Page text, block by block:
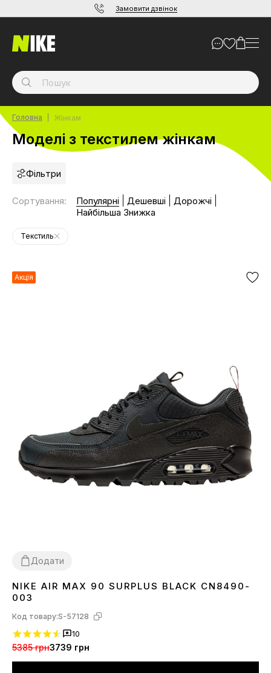
Замовити дзвінок
Головна Жінкам
Моделі з текстилем жінкам
Фільтри
Сортування: Популярні Дешевші
Дорожчі
Найбільша Знижка
Текстиль
Акція
Додати
4142 4344 45
NIKE AIR MAX 90 SURPLUS BLACK CN8490-
003
Код товару:S-57128
10
5385 грн3739 грн